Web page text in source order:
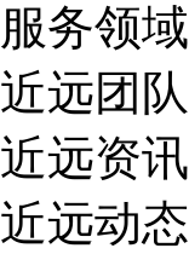
服务领域
近远团队
近远资讯
近远动态